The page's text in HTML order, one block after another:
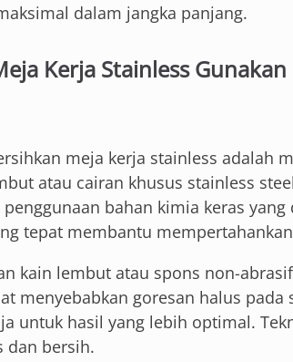
dalam jangka panjang.
Kerja Stainless
meja kerja stainless adalah
atau cairan khusus stainless
bahan kimia keras
tepat membantu
kain lembut atau spons non-
menyebabkan goresan halus pada
untuk hasil yang lebih optimal.
dan bersih.